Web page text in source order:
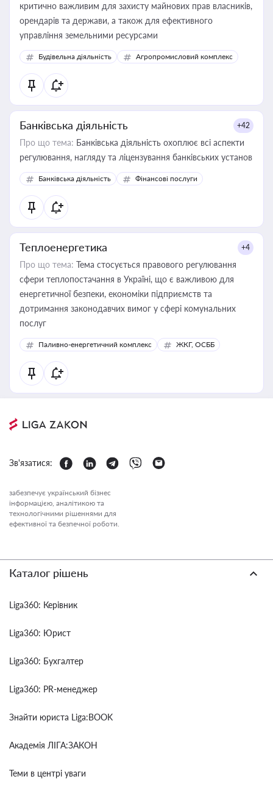
критично важливим для захисту майнових прав власників,
орендарів та держави, а також для ефективного
управління земельними ресурсами
Будівельна діяльність Агропромисловий комплекс
Банківська діяльність +42
Про що тема: Банківська діяльність охоплює всі аспекти
регулювання, нагляду та ліцензування банківських установ
Банківська діяльність Фінансові послуги
Теплоенергетика +4
Про що тема: Тема стосується правового регулювання
сфери теплопостачання в Україні, що є важливою для
енергетичної безпеки, економіки підприємств та
дотримання законодавчих вимог у сфері комунальних
послуг
Паливно-енергетичний комплекс ЖКГ, ОСББ
Зв'язатися:
забезпечує український бізнес
інформацією, аналітикою та
технологічними рішеннями для
ефективної та безпечної роботи.
Каталог рішень
Liga360: Керівник
Liga360: Юрист
Liga360: Бухгалтер
Liga360: PR-менеджер
Знайти юриста Liga:BOOK
Академія ЛІГА:ЗАКОН
Теми в центрі уваги